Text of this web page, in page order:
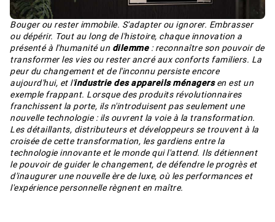
Bouger ou rester immobile. S'adapter ou ignorer. Embrasser
ou dépérir. Tout au long de l'histoire, chaque innovation a
présenté à l'humanité un dilemme: reconnaître son pouvoir de
transformer les vies ou rester ancré aux conforts familiers. La
peur du changement et de l'inconnu persiste encore
aujourd'hui, et l'industrie des appareils ménagersen est un
exemple frappant. Lorsque des produits révolutionnaires
franchissent la porte, ils n'introduisent pas seulement une
nouvelle technologie : ils ouvrent la voie à la transformation.
Les détaillants, distributeurs et développeurs se trouvent à la
croisée de cette transformation, les gardiens entre la
technologie innovante et le monde qui l'attend. Ils détiennent
le pouvoir de guider le changement, de défendre le progrès et
d'inaugurer une nouvelle ère de luxe, où les performances et
l'expérience personnelle règnent en maître.